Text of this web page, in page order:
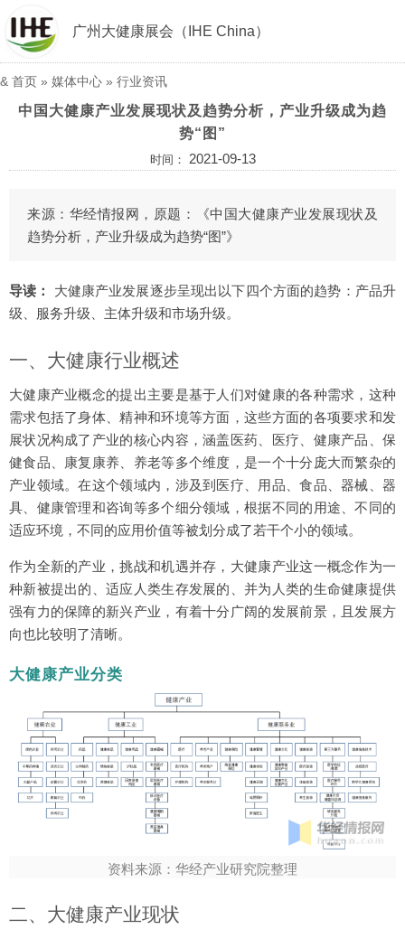
广州大健康展会（IHE China）
& 首页 » 媒体中心 » 行业资讯
中国大健康产业发展现状及趋势分析，产业升级成为趋
势“图”
时间： 2021-09-13
来源：华经情报网，原题：《中国大健康产业发展现状及
趋势分析，产业升级成为趋势“图”》
导读：
大健康产业发展逐步呈现出以下四个方面的趋势：产品升
级、服务升级、主体升级和市场升级。
一、大健康行业概述
大健康产业概念的提出主要是基于人们对健康的各种需求，这种
需求包括了身体、精神和环境等方面，这些方面的各项要求和发
展状况构成了产业的核心内容，涵盖医药、医疗、健康产品、保
健食品、康复康养、养老等多个维度，是一个十分庞大而繁杂的
产业领域。在这个领域内，涉及到医疗、用品、食品、器械、器
具、健康管理和咨询等多个细分领域，根据不同的用途、不同的
适应环境，不同的应用价值等被划分成了若干个小的领域。
作为全新的产业，挑战和机遇并存，大健康产业这一概念作为一
种新被提出的、适应人类生存发展的、并为人类的生命健康提供
强有力的保障的新兴产业，有着十分广阔的发展前景，且发展方
向也比较明了清晰。
大健康产业分类
资料来源：华经产业研究院整理
二、大健康产业现状